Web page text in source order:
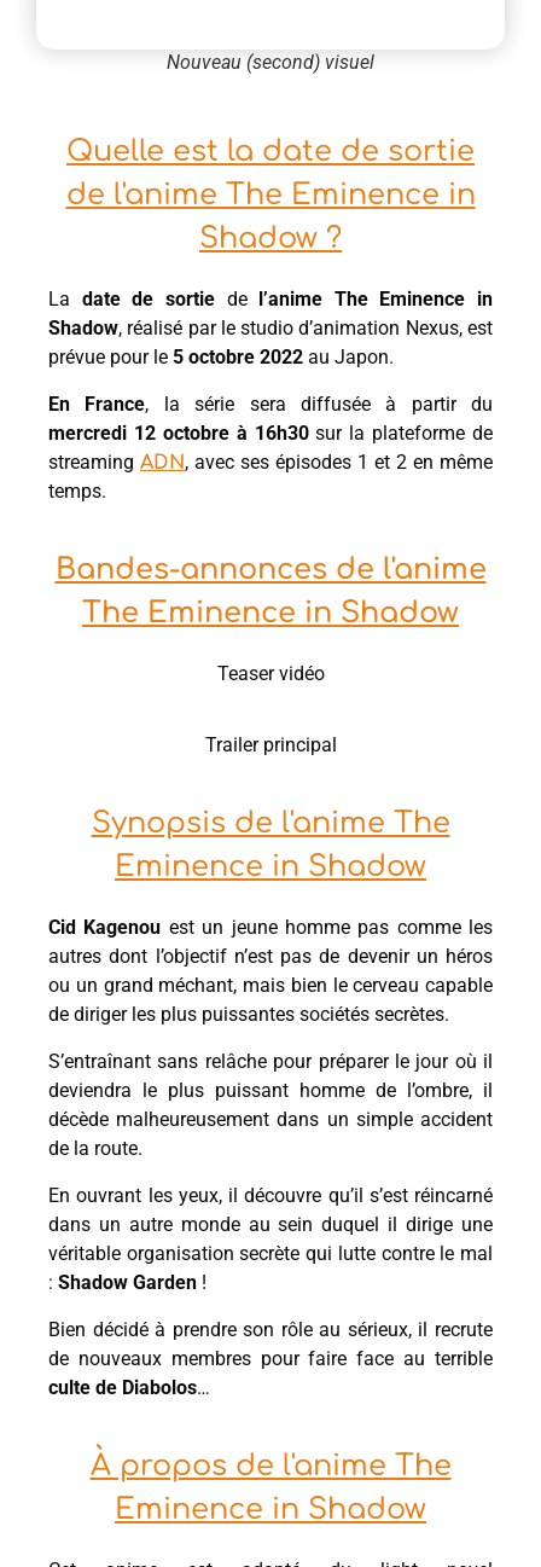
Nouveau (second) visuel
Quelle est la date de sortie
de l'anime The Eminence in
Shadow ?
La date de sortiede l’anime The Eminence in
Shadow, réalisé par le studio d’animation Nexus, est
prévue pour le 5 octobre 2022 au Japon.
En France, la série sera diffusée à partir du
mercredi 12 octobre à 16h30sur la plateforme de
streaming ADN, avec ses épisodes 1 et 2 en même
temps.
Bandes-annonces de l'anime
The Eminence in Shadow
Teaser vidéo
Trailer principal
Synopsis de l'anime The
Eminence in Shadow
Cid Kagenou est un jeune homme pas comme les
autres dont l’objectif n’est pas de devenir un héros
ou un grand méchant, mais bien le cerveau capable
de diriger les plus puissantes sociétés secrètes.
S’entraînant sans relâche pour préparer le jour où il
deviendra le plus puissant homme de l’ombre, il
décède malheureusement dans un simple accident
de la route.
En ouvrant les yeux, il découvre qu’il s’est réincarné
dans un autre monde au sein duquel il dirige une
véritable organisation secrète qui lutte contre le mal
: Shadow Garden !
Bien décidé à prendre son rôle au sérieux, il recrute
de nouveaux membres pour faire face au terrible
culte de Diabolos…
À propos de l'anime The
Eminence in Shadow